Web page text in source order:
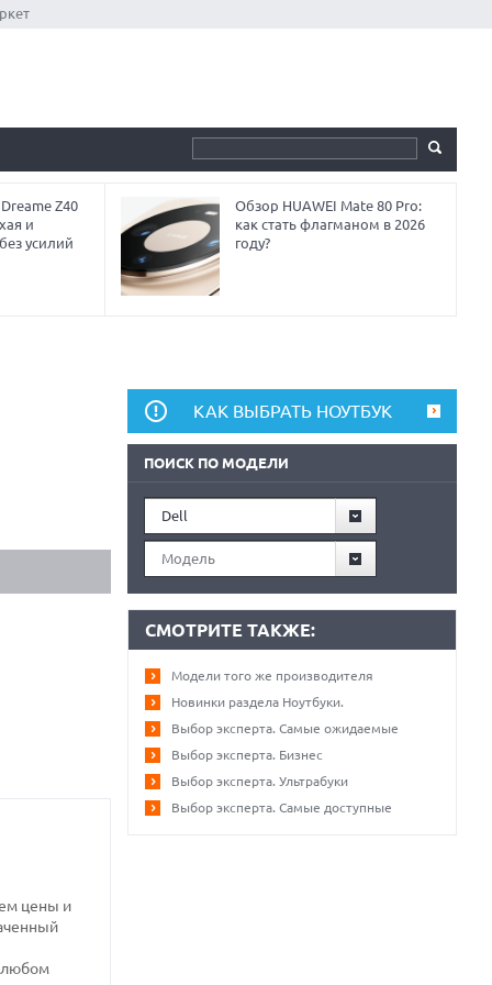
Z40
и
усилий
Обзор HUAWEI Mate 80 Pro:
как стать флагманом в 2026
году?
цены и
любом
КАК ВЫБРАТЬ НОУТБУК
ПОИСК ПО МОДЕЛИ
Dell
Модель
СМОТРИТЕ ТАКЖЕ:
Модели того же производителя
Новинки раздела Ноутбуки.
Выбор эксперта. Самые ожидаемые
Выбор эксперта. Бизнес
Выбор эксперта. Ультрабуки
Выбор эксперта. Самые доступные